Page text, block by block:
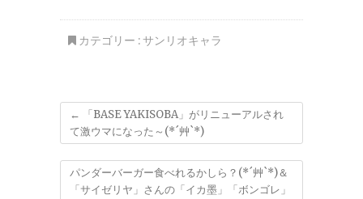
カテゴリー :サンリオキャラ
←
「BASE YAKISOBA」がリニューアルされ
て激ウマになった～(*´艸`*)
パンダーバーガー食べれるかしら？(*´艸`*)＆
「サイゼリヤ」さんの「イカ墨」「ボンゴレ」